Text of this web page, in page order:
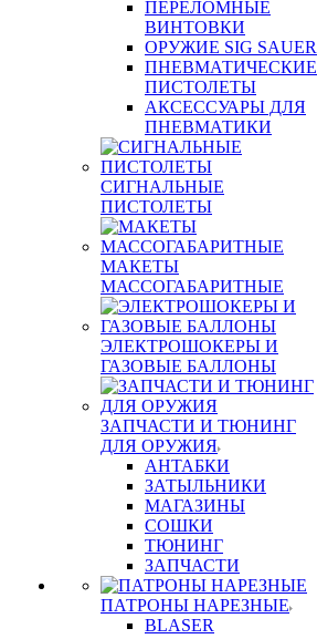
ПЕРЕЛОМНЫЕ
ВИНТОВКИ
ОРУЖИЕ SIG SAUER
ПНЕВМАТИЧЕСКИЕ
ПИСТОЛЕТЫ
АКСЕССУАРЫ ДЛЯ
ПНЕВМАТИКИ
СИГНАЛЬНЫЕ
ПИСТОЛЕТЫ
МАКЕТЫ
МАССОГАБАРИТНЫЕ
ЭЛЕКТРОШОКЕРЫ И
ГАЗОВЫЕ БАЛЛОНЫ
ЗАПЧАСТИ И ТЮНИНГ
ДЛЯ ОРУЖИЯ
АНТАБКИ
ЗАТЫЛЬНИКИ
МАГАЗИНЫ
СОШКИ
ТЮНИНГ
ЗАПЧАСТИ
ПАТРОНЫ НАРЕЗНЫЕ
BLASER